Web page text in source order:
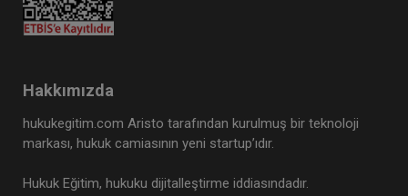
Hakkımızda
hukukegitim.com Aristo tarafından kurulmuş bir teknoloji
markası, hukuk camiasının yeni startup’ıdır.
Hukuk Eğitim, hukuku dijitalleştirme iddiasındadır.